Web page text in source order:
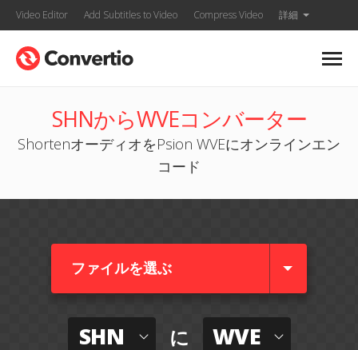
Video Editor Add Subtitles to Video Compress Video 詳細
SHNからWVEコンバーター
ShortenオーディオをPsion WVEにオンラインエン
コード
ファイルを選ぶ
SHN に WVE